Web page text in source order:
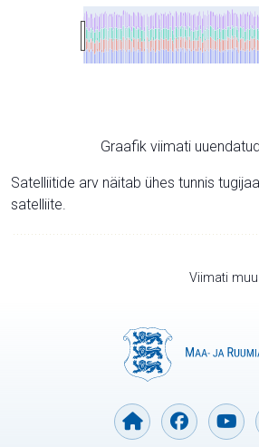
Graafik viimati
Satelliitide arv näitab ühes tunnis
satelliite.
Viimati